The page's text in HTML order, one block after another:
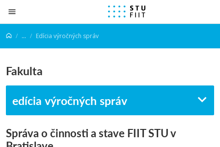
Prejsť na obsah
... Edícia výročných správ
Fakulta
edícia výročných správ
Správa o činnosti a stave FIIT STU v